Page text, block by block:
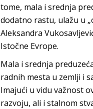
tome, mala i srednja
dodatno rastu, ulažu u
Aleksandra
Istočne Evrope.
Mala i srednja
radnih mesta u zemlji i
Imajući u vidu važnost
razvoju, ali i stalnom